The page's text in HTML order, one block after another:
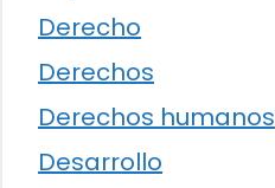
Derecho
Derechos
Derechos humanos
Desarrollo